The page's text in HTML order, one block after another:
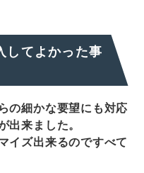
してよかった事
の細かな要望にも対応
出来ました。
イズ出来るのですべて